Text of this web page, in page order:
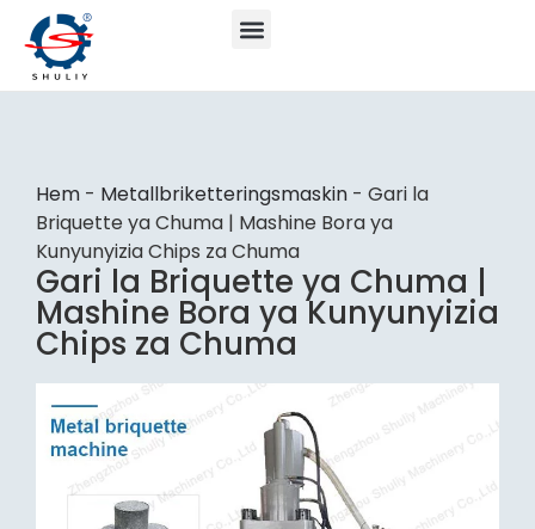
Hem - Metallbriketteringsmaskin - Gari la
Briquette ya Chuma | Mashine Bora ya
Kunyunyizia Chips za Chuma
Gari la Briquette ya Chuma |
Mashine Bora ya Kunyunyizia
Chips za Chuma